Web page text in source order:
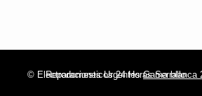
© Electrodomesticos 24 Horas Serrallo
Reparaciones UrgentesGama blanca